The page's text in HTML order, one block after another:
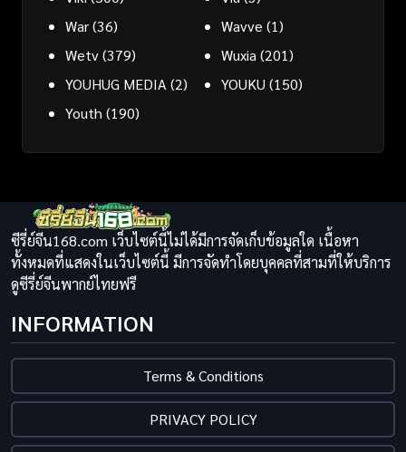
War(36) Wavve (1)
Wetv(379) Wuxia (201)
YOUHUG MEDIA (2) YOUKU (150)
Youth (190)
ซีรี่ย์จีน168.com เว็บไซต์นี้ไม่ได้มีการจัดเก็บข้อมูลใด เนื้อหา
ทั้งหมดที่แสดงในเว็บไซต์นี้ มีการจัดทำโดยบุคคลที่สามที่ให้บริการ
ดูซีรี่ย์จีนพากย์ไทยฟรี
INFORMATION
Terms & Conditions
PRIVACY POLICY